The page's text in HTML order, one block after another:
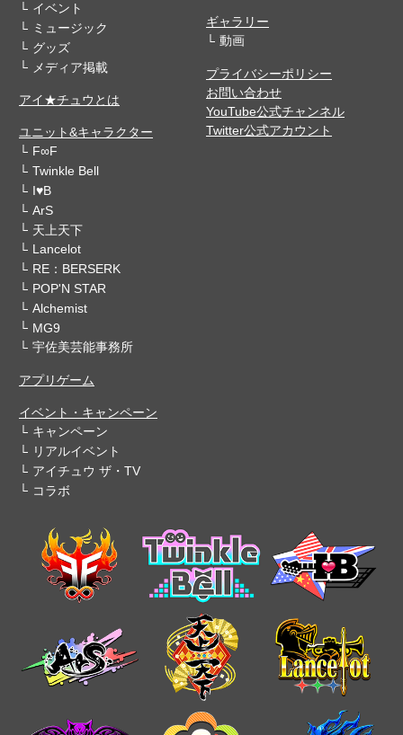
イベント
ミュージック
グッズ
メディア掲載
アイ★チュウとは
ユニット&キャラクター
F∞F
Twinkle Bell
I♥B
ArS
天上天下
Lancelot
RE：BERSERK
POP'N STAR
Alchemist
MG9
宇佐美芸能事務所
アプリゲーム
イベント・キャンペーン
キャンペーン
リアルイベント
アイチュウ ザ・TV
コラボ
ギャラリー
動画
プライバシーポリシー
お問い合わせ
YouTube公式チャンネル
Twitter公式アカウント